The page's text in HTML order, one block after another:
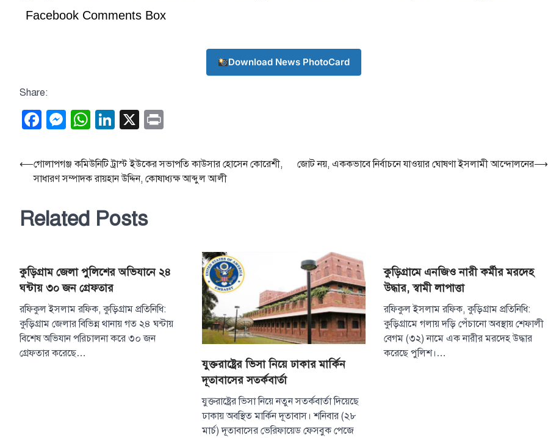
Facebook Comments Box
Download News PhotoCard
Share:
Facebook
Messenger
WhatsApp
LinkedIn
X
Post
navigation
⟵গোলাপগঞ্জ কমিউনিটি ট্রাস্ট ইউকের সভাপতি কাউসার হোসেন কোরেশী,
সাধারণ সম্পাদক রায়হান উদ্দিন, কোষাধ্যক্ষ আব্দুল আলী
জোট নয়, এককভাবে নির্বাচনে যাওয়ার ঘোষণা ইসলামী আন্দোলনের⟶
Related Posts
কুড়িগ্রাম জেলা পুলিশের অভিযানে ২৪
ঘন্টায় ৩০ জন গ্রেফতার
রফিকুল ইসলাম রফিক, কুড়িগ্রাম প্রতিনিধি:
কুড়িগ্রাম জেলার বিভিন্ন থানায় গত ২৪ ঘন্টায়
বিশেষ অভিযান পরিচালনা করে ৩০ জন
গ্রেফতার করেছে…
যুক্তরাষ্ট্রের ভিসা নিয়ে ঢাকার মার্কিন
দূতাবাসের সতর্কবার্তা
যুক্তরাষ্ট্রের ভিসা নিয়ে নতুন সতর্কবার্তা দিয়েছে
ঢাকায় অবস্থিত মার্কিন দূতাবাস। শনিবার (২৮
মার্চ) দূতাবাসের ভেরিফায়েড ফেসবুক পেজে
কুড়িগ্রামে এনজিও নারী কর্মীর মরদেহ
উদ্ধার, স্বামী লাপাত্তা
রফিকুল ইসলাম রফিক, কুড়িগ্রাম প্রতিনিধি:
কুড়িগ্রামে গলায় দড়ি পেঁচানো অবস্থায় শেফালী
বেগম (৩২) নামে এক নারীর মরদেহ উদ্ধার
করেছে পুলিশ।…